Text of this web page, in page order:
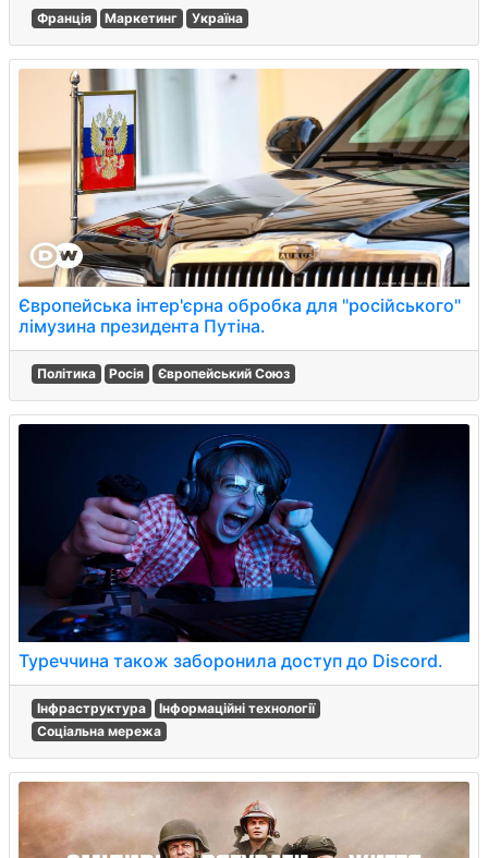
Франція Маркетинг Україна
Європейська інтер'єрна обробка для "російського"
лімузина президента Путіна.
Політика Росія Європейський Союз
Туреччина також заборонила доступ до Discord.
Інфраструктура
Інформаційні технології
Соціальна мережа